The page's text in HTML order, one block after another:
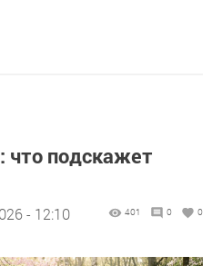
подскажет
- 12:10 401 0 0